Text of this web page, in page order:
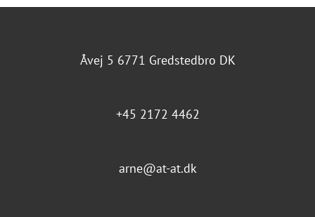
Åvej 5 6771 Gredstedbro DK
+45 2172 4462
arne@at-at.dk